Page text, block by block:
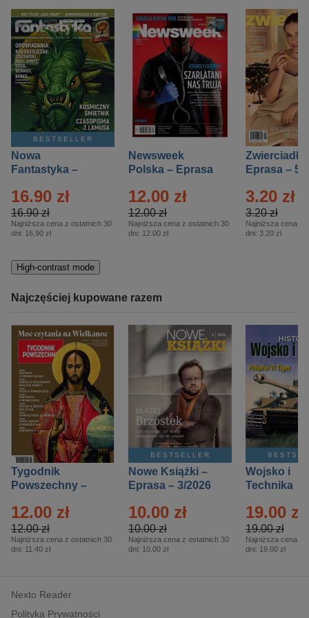
BESTSELLER
Nowa
Fantastyka –
16.90 zł
16.90 zł
Najniższa cena z ostatnich 30
dni: 16.90 zł
Newsweek
Polska – Eprasa
12.00 zł
12.00 zł
Najniższa cena z ostatnich 30
dni: 12.00 zł
Zwierciadło
Eprasa – 5/
3.20 zł
3.20 zł
Najniższa cena z
dni: 3.20 zł
High-contrast mode
Najczęściej kupowane razem
Tygodnik
Powszechny –
12.00 zł
12.00 zł
Najniższa cena z ostatnich 30
dni: 11.40 zł
BESTSELLER
Nowe Książki –
Eprasa – 3/2026
10.00 zł
10.00 zł
Najniższa cena z ostatnich 30
dni: 10.00 zł
Wojsko i
Technika
– 2/2026
19.00 zł
19.00 zł
Najniższa cena z
dni: 19.00 zł
Nexto Reader
Polityka Prywatności